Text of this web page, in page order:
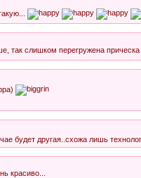
так слишком перегружена прическа
будет другая..схожа лишь
красиво...